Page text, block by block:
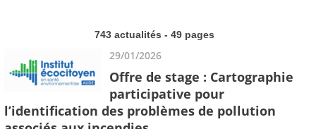
743 actualités - 49 pages
29/01/2026
Offre de stage : Cartographie
participative pour
l’identification des problèmes de pollution